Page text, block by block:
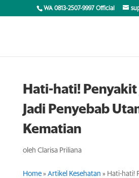
WA 0813-2507-9997 Official
Hati-hati! Penyakit
Jadi Penyebab
Kematian
oleh Clarisa Priliana
Home» Artikel Kesehatan » Hati-hati!